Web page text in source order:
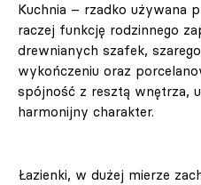
Kuchnia – rzadko używana
raczej funkcję rodzinnego
drewnianych szafek,
wykończeniu oraz
spójność z resztą wnętrza,
harmonijny charakter.
Łazienki, w dużej mierze